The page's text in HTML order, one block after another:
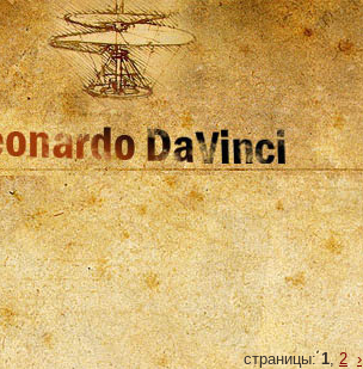
страницы:1,2 ›